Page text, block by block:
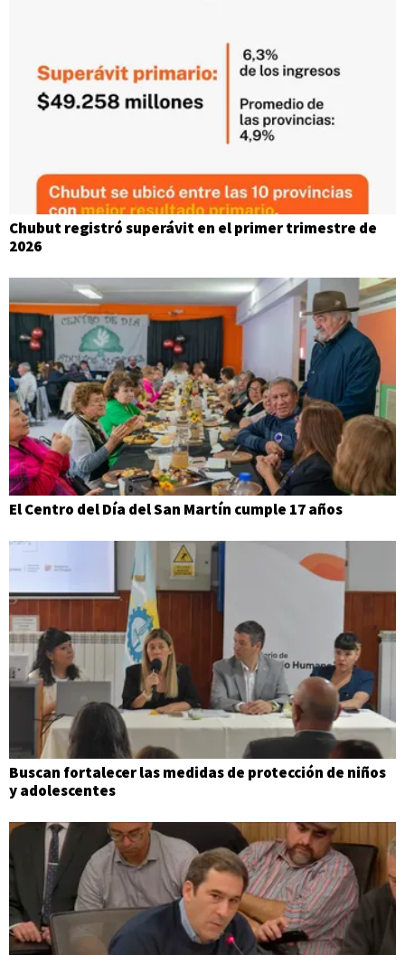
Chubut registró superávit en el primer trimestre de
2026
El Centro del Día del San Martín cumple 17 años
Buscan fortalecer las medidas de protección de niños
y adolescentes